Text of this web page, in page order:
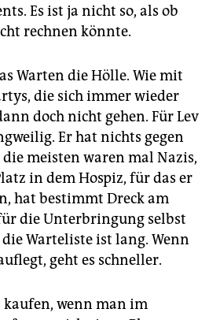
Es ist ja nicht so, als ob
rechnen könnte.
Warten die Hölle. Wie mit
die sich immer wieder
doch nicht gehen. Für Lev
Er hat nichts gegen
meisten waren mal Nazis,
in dem Hospiz, für das er
hat bestimmt Dreck am
die Unterbringung selbst
Warteliste ist lang. Wenn
geht es schneller.
wenn man im